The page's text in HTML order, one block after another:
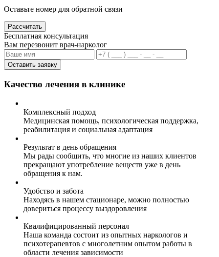
Оставьте номер для обратной связи
Рассчитать
Бесплатная консультация
Вам перезвонит врач-нарколог
Оставить заявку
Качество лечения в клинике
Комплексный подход
Медицинская помощь, психологическая поддержка,
реабилитация и социальная адаптация
Результат в день обращения
Мы рады сообщить, что многие из наших клиентов
прекращают употребление веществ уже в день
обращения к нам.
Удобство и забота
Находясь в нашем стационаре, можно полностью
довериться процессу выздоровления
Квалифицированный персонал
Наша команда состоит из опытных наркологов и
психотерапевтов с многолетним опытом работы в
области лечения зависимости